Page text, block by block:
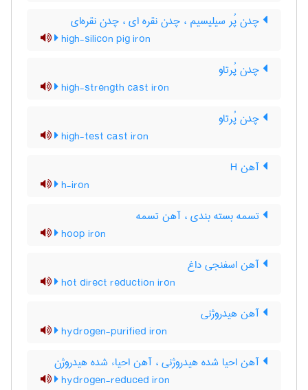
چدن پُر سیلیسیم ، چدن نقره ای ، چدن نقره‌ای
high-silicon pig iron
چدن پُرتاو
high-strength cast iron
چدن پُرتاو
high-test cast iron
آهن H
h-iron
تسمه بسته بندی ، آهن تسمه
hoop iron
آهن اسفنجی داغ
hot direct reduction iron
آهن هیدروژنی
hydrogen-purified iron
آهن احیا شده هیدروژنی ، آهن احیاء شده هیدروژن
hydrogen-reduced iron